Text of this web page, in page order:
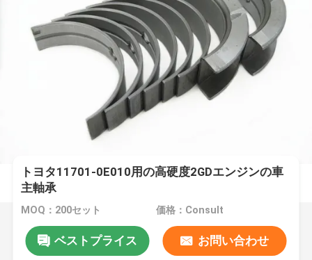
トヨタ11701-0E010用の高硬度2GDエンジンの車
主軸承
MOQ：200セット 価格：Consult
ベストプライス お問い合わせ